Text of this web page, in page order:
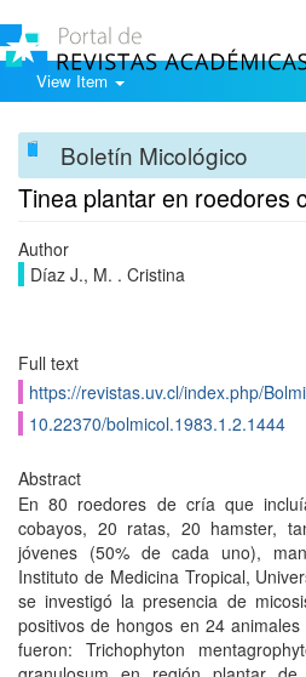
View Item
Boletín Micológico
Tinea plantar en roedores
Author
Díaz J., M. . Cristina
Full text
https://revistas.uv.cl/index.php/
10.22370/bolmicol.1983.1.2.1444
Abstract
En 80 roedores de cría que
cobayos, 20 ratas, 20 hamster,
jóvenes (50% de cada uno),
Instituto de Medicina Tropical,
se investigó la presencia de
positivos de hongos en 24
fueron: Trichophyton